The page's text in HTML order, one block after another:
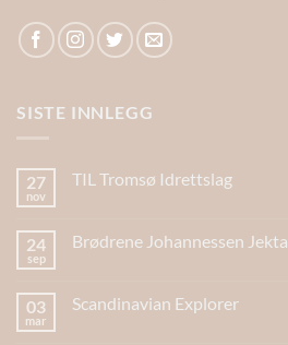
SISTE INNLEGG
27
nov
TIL Tromsø Idrettslag
24
sep
Brødrene Johannessen Jekta
03
mar
Scandinavian Explorer